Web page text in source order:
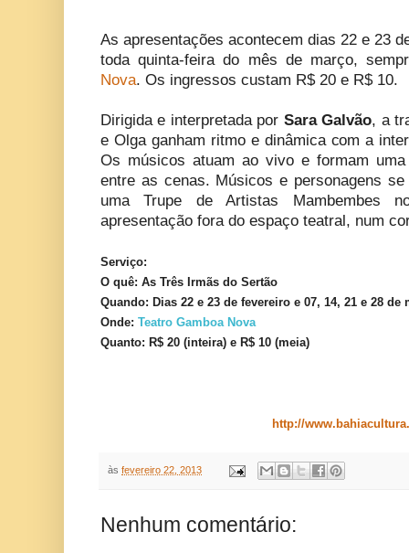
As apresentações acontecem dias 22 e 23
toda quinta-feira do mês de março,
Nova. Os ingressos custam R$ 20 e R$ 10.
Dirigida e interpretada por Sara Galvão, a
e Olga ganham ritmo e dinâmica com a
Os músicos atuam ao vivo e formam
entre as cenas. Músicos e personagens
uma Trupe de Artistas Mambembes
apresentação fora do espaço teatral, num
Serviço:
O quê: As Três Irmãs do Sertão
Quando: Dias 22 e 23 de fevereiro e 07, 14, 21 e 28 de
Onde: Teatro Gamboa Nova
Quanto: R$ 20 (inteira) e R$ 10 (meia)
http://
às fevereiro 22, 2013
Nenhum comentário: